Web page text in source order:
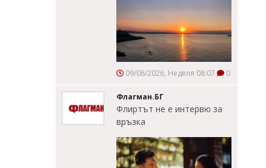
09/08/2026, Неделя 08:07 0
Флагман.БГ
Флиртът не е интервю за
връзка